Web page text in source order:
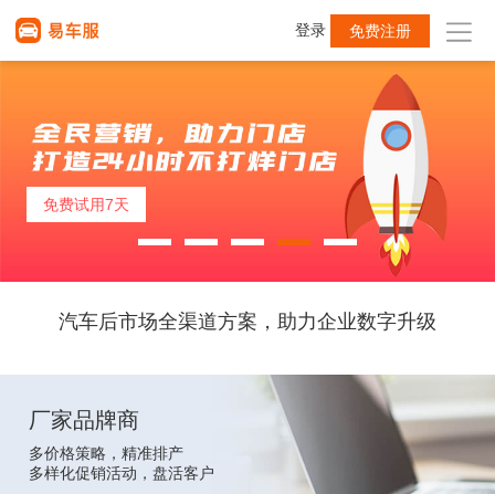
登录 免费注册
免费试用7天
免费试用7天
免费试用7天
免费试用7天
免费试用7天
汽车后市场全渠道方案，助力企业数字升级
厂家品牌商
多价格策略，精准排产
多样化促销活动，盘活客户